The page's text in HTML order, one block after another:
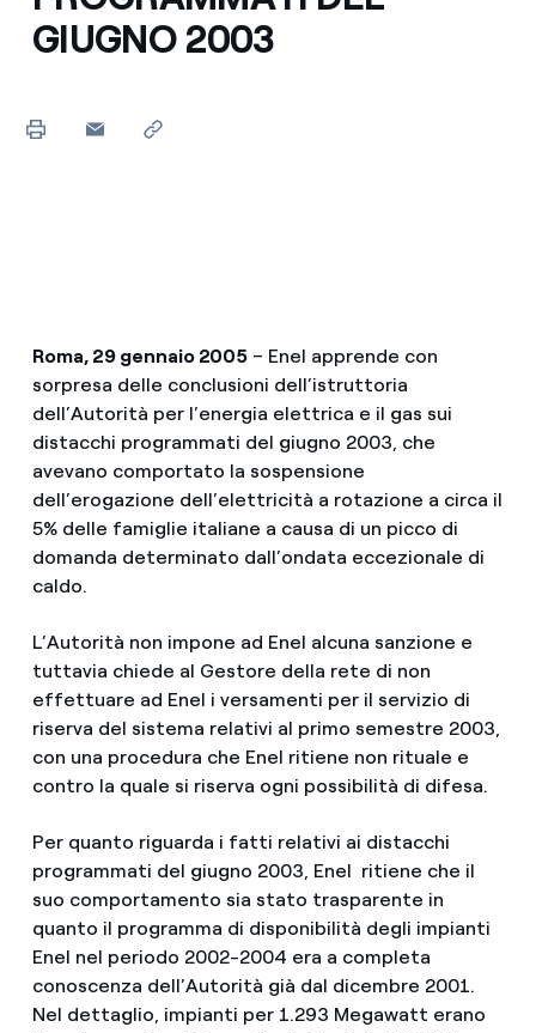
GIUGNO 2003
Roma, 29 gennaio 2005 – Enel apprende con
sorpresa delle conclusioni dell’istruttoria
dell’Autorità per l’energia elettrica e il gas sui
distacchi programmati del giugno 2003, che
avevano comportato la sospensione
dell’erogazione dell’elettricità a rotazione a circa il
5% delle famiglie italiane a causa di un picco di
domanda determinato dall’ondata eccezionale di
caldo.
L’Autorità non impone ad Enel alcuna sanzione e
tuttavia chiede al Gestore della rete di non
effettuare ad Enel i versamenti per il servizio di
riserva del sistema relativi al primo semestre 2003,
con una procedura che Enel ritiene non rituale e
contro la quale si riserva ogni possibilità di difesa.
Per quanto riguarda i fatti relativi ai distacchi
programmati del giugno 2003, Enel ritiene che il
suo comportamento sia stato trasparente in
quanto il programma di disponibilità degli impianti
Enel nel periodo 2002-2004 era a completa
conoscenza dell’Autorità già dal dicembre 2001.
Nel dettaglio, impianti per 1.293 Megawatt erano